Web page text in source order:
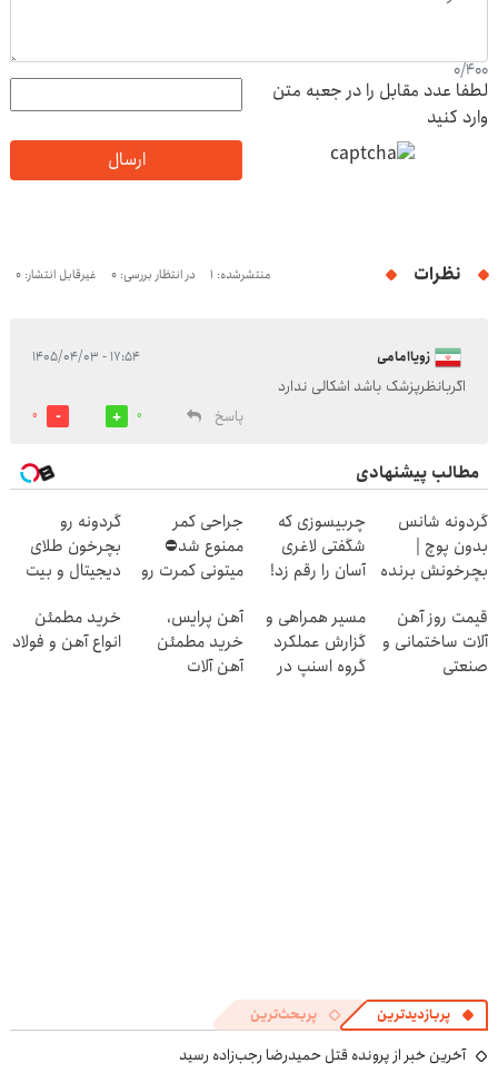
0/400
لطفا عدد مقابل را در جعبه متن
وارد کنید
ارسال
نظرات منتشرشده: 1 در انتظار بررسی: 0 غیرقابل انتشار: 0
زویاامامی ۱۷:۵۴ - ۱۴۰۵/۰۴/۰۳
اگربانظرپزشک باشد اشکالی ندارد
پاسخ
0
0
مطالب پیشنهادی
گردونه شانس
بدون پوچ |
بچرخونش برنده
چربیسوزی که
شگفتی لاغری
آسان را رقم زد!
جراحی کمر
ممنوع شد⛔
میتونی کمرت رو
کنی! 👈🏻
پرسش‌نامه
گردونه رو
بچرخون طلای
دیجیتال و بیت
قیمت روز آهن
آلات ساختمانی و
صنعتی
مسیر همراهی و
گزارش عملکرد
گروه اسنپ در
آهن پرایس،
خرید مطمئن
آهن آلات
خرید مطمئن
انواع آهن و فولاد
پربازدیدترین پربحث‌ترین
آخرین خبر از پرونده قتل حمیدرضا رجب‌زاده رسید